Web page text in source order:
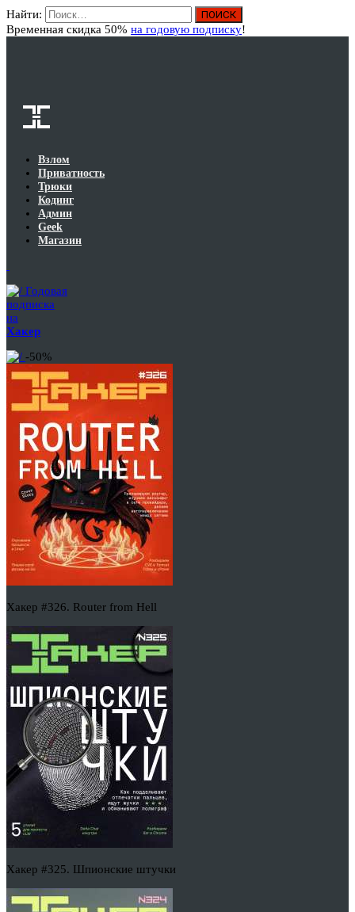
Найти:
Временная скидка 50% на годовую подписку!
Взлом
Приватность
Трюки
Кодинг
Админ
Geek
Магазин
Годовая
подписка
на
Хакер
-50%
Хакер #326. Router from Hell
Хакер #325. Шпионские штучки